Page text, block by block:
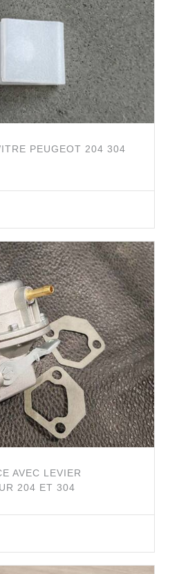
PEUGEOT 204 304
AVEC LEVIER
204 ET 304